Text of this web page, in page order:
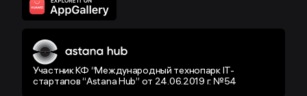
Участник КФ “Международный технопарк IT-
стартапов “Astana Hub” от 24.06.2019 г. №54